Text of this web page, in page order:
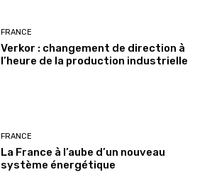
FRANCE
Verkor : changement de direction à
l’heure de la production industrielle
FRANCE
La France à l’aube d’un nouveau
système énergétique